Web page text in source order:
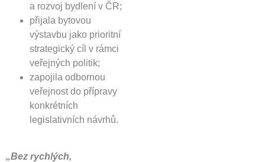
a rozvoj bydlení v ČR;
přijala bytovou
výstavbu jako prioritní
strategický cíl v rámci
veřejných politik;
zapojila odbornou
veřejnost do přípravy
konkrétních
legislativních návrhů.
„Bez rychlých,